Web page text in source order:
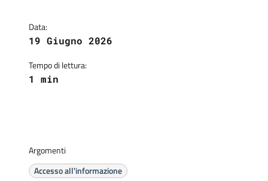
Data:
19 Giugno 2026
Tempo di lettura:
1 min
Argomenti
Accesso all'informazione